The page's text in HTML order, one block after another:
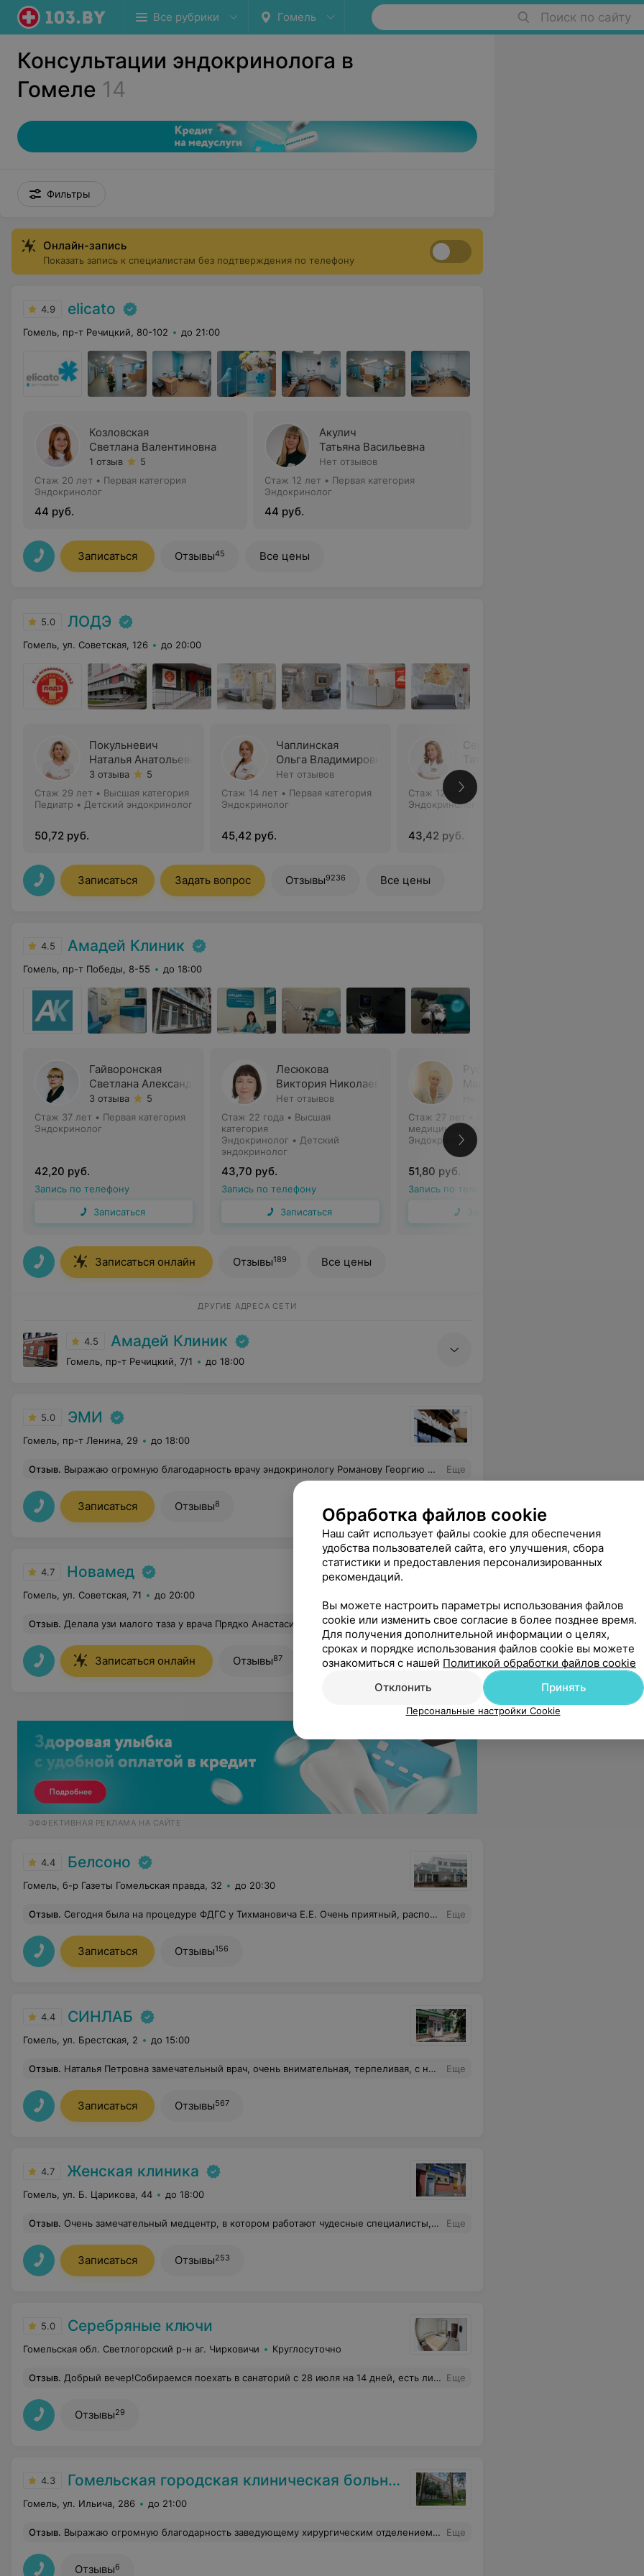
Все рубрики Гомель Поиск по сайту
Консультации эндокринолога в
Гомеле 14
Фильтры
Онлайн-запись
Показать запись к специалистам без подтверждения по телефону
4.9 elicato
Гомель, пр-т Речицкий, 80-102 до 21:00
Козловская
Светлана Валентиновна
1 отзыв
5
Стаж 20 лет • Первая категория
Эндокринолог
44 руб.
Акулич
Татьяна Васильевна
Нет отзывов
Стаж 12 лет • Первая категория
Эндокринолог
44 руб.
Записаться Отзывы45 Все цены
5.0 ЛОДЭ
Гомель, ул. Советская, 126 до 20:00
Покульневич
Наталья Анатольевна
3 отзыва
5
Стаж 29 лет • Высшая категория
Педиатр • Детский эндокринолог
50,72 руб.
Чаплинская
Ольга Владимировна
Нет отзывов
Стаж 14 лет • Первая категория
Эндокринолог
45,42 руб.
Серенкова
Татьяна Александровна
Нет отзывов
Стаж 12 лет
•Вторая категория
Эндокринолог
43,42 руб.
Записаться Задать вопрос Отзывы9236 Все цены
4.5 Амадей Клиник
Гомель, пр-т Победы, 8-55 до 18:00
Гайворонская
Светлана Александровна
3 отзыва
5
Стаж 37 лет • Первая категория
Эндокринолог
42,20 руб.
Запись по телефону
Записаться
Лесюкова
Виктория Николаевна
Нет отзывов
Стаж 22 года • Высшая
категория
Эндокринолог • Детский
эндокринолог
43,70 руб.
Запись по телефону
Записаться
Русаленко
Мария Григорьевна
Стаж 27 лет
медицинских наук • Доцент
Эндокринолог
51,80 руб.
Запись по телефону
Записаться
Записаться онлайн Отзывы189 Все цены
ДРУГИЕ АДРЕСА СЕТИ
4.5 Амадей Клиник
Гомель, пр-т Речицкий, 7/1 до 18:00
5.0 ЭМИ
Гомель, пр-т Ленина, 29 до 18:00
Отзыв. Выражаю огромную благодарность врачу эндокринологу Романову Георгию Никитичу! Спасибо за Ваш труд, высокий профессионализм, индивидуальный подход, чуткость и внимательность, умение доступно объяснять сложные медицинские термины! Хочу отметить комфортную атмосферу, вежливых медицинских работников мед. центра ЭМИ! Впечатления только положительные! Еще
Записаться Отзывы8
4.7 Новамед
Гомель, ул. Советская, 71 до 20:00
Отзыв. Делала узи малого таза у врача Прядко Анастасии О. , прием прошел отлично, вежливо и грамотно, все подробно объяснила, рассказала и показала , спасибо большое! Еще
Записаться онлайн Отзывы87
ЭФФЕКТИВНАЯ РЕКЛАМА НА САЙТЕ
4.4 Белсоно
Гомель, б-р Газеты Гомельская правда, 32 до 20:30
Отзыв. Сегодня была на процедуре ФДГС у Тихмановича Е.Е. Очень приятный, располагающий к себе доктор с первых минут общения) В процессе процедуры подбадривает и все комментирует. Несмотря на мой страх все прошло быстро, четко и безболезненно. Получила ответы на все вопросы. Миллион благодарностей за вашу оказанную высококвалифицированную помощь Еще
Записаться Отзывы156
4.4 СИНЛАБ
Гомель, ул. Брестская, 2 до 15:00
Отзыв. Наталья Петровна замечательный врач, очень внимательная, терпеливая, с ней ничего не страшно! Успокоит, все-все объяснит, я очень рада что попала к такому прекрасному врачу! Еще
Записаться Отзывы567
4.7 Женская клиника
Гомель, ул. Б. Царикова, 44 до 18:00
Отзыв. Очень замечательный медцентр, в котором работают чудесные специалисты, всегда помогут, ответят на все вопросы и дадут нужные рекомендации. Спасибо! Еще
Записаться Отзывы253
5.0 Серебряные ключи
Гомельская обл. Светлогорский р-н аг. Чирковичи Круглосуточно
Отзыв. Добрый вечер!Собираемся поехать в санаторий с 28 июля на 14 дней, есть ли автостоянка, оборудованный пляж? работает ли в летний период бассейн? Можно ли оплатить путёвки на месте в санатории? Когда лучше бронировать ? Сколько стоит двухместный двухкомнатный номер на двоих человек? Спасибо! Еще
Отзывы29
4.3 Гомельская городская клиническая больница №3
Гомель, ул. Ильича, 286 до 21:00
Отзыв. Выражаю огромную благодарность заведующему хирургическим отделением 1 Дмитриенко Анатолию Анатольевичу и врачу-хирургу Никифорову Ивану Владимировичу за профессионализм, чуткое внимательное отношение. Побольше бы таких врачей от Бога! Еще
Отзывы6
Обработка файлов cookie
Наш сайт использует файлы cookie для обеспечения
удобства пользователей сайта, его улучшения, сбора
статистики и предоставления персонализированных
рекомендаций.
Вы можете настроить параметры использования файлов
cookie или изменить свое согласие в более позднее время.
Для получения дополнительной информации о целях,
сроках и порядке использования файлов cookie вы можете
ознакомиться с нашей Политикой обработки файлов cookie
Отклонить
Принять
Персональные настройки Cookie